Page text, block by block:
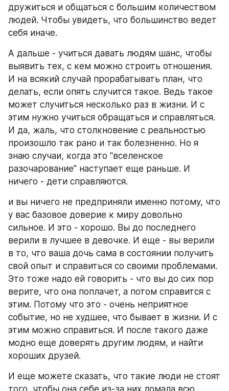
дружиться и общаться с большим количеством
людей. Чтобы увидеть, что большинство ведет
себя иначе.
А дальше - учиться давать людям шанс, чтобы
выявить тех, с кем можно строить отношения.
И на всякий случай прорабатывать план, что
делать, если опять случится такое. Ведь такое
может случиться несколько раз в жизни. И с
этим нужно учиться обращаться и справляться.
И да, жаль, что столкновение с реальностью
произошло так рано и так болезненно. Но я
знаю случаи, когда это "вселенское
разочарование" наступает еще раньше. И
ничего - дети справляются.
и вы ничего не предприняли именно потому, что
у вас базовое доверие к миру довольно
сильное. И это - хорошо. Вы до последнего
верили в лучшее в девочке. И еще - вы верили
в то, что ваша дочь сама в состоянии получить
свой опыт и справиться со своими проблемами.
Это тоже надо ей говорить - что вы до сих пор
верите, что она поплачет, а потом справится с
этим. Потому что это - очень неприятное
событие, но не худшее, что бывает в жизни. И с
этим можно справиться. И после такого даже
модно еще доверять другим людям, и найти
хороших друзей.
И еще можете сказать, что такие люди не стоят
того, чтобы она себе из-за них ломала всю